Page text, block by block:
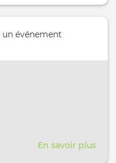
un événement
En savoir plus